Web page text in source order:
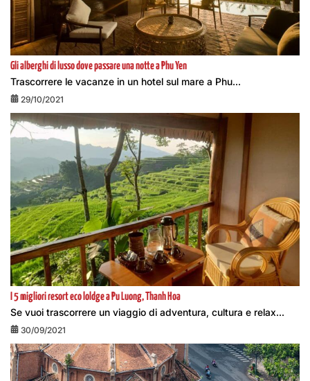
Gli alberghi di lusso dove passare una notte a Phu Yen
Trascorrere le vacanze in un hotel sul mare a Phu...
29/10/2021
I 5 migliori resort eco loldge a Pu Luong, Thanh Hoa
Se vuoi trascorrere un viaggio di adventura, cultura e relax...
30/09/2021